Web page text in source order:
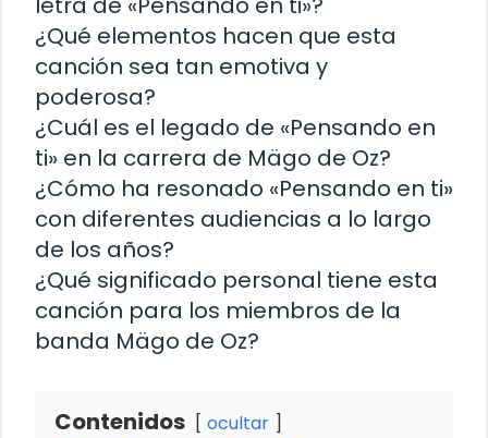
¿Qué elementos hacen que esta
canción sea tan emotiva y
poderosa?
¿Cuál es el legado de «Pensando en
ti» en la carrera de Mägo de Oz?
¿Cómo ha resonado «Pensando en ti»
con diferentes audiencias a lo largo
de los años?
¿Qué significado personal tiene esta
canción para los miembros de la
banda Mägo de Oz?
Contenidos ocultar